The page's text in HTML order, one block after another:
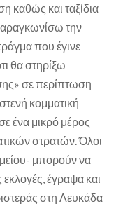
καθώς και ταξίδια
την
που έγινε
θα στηρίξω
σε περίπτωση
κομματική
ένα μικρό μέρος
στρατών. Όλοι
μπορούν να
έγραψα και
στη Λευκάδα